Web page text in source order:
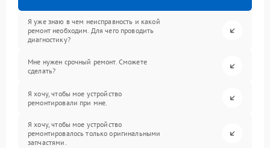
Я уже знаю в чем неисправность и какой
ремонт необходим. Для чего проводить
диагностику?
Мне нужен срочный ремонт. Сможете
сделать?
Я хочу, чтобы мое устройство
ремонтировали при мне.
Я хочу, чтобы мое устройство
ремонтировалось только оригинальными
запчастями.